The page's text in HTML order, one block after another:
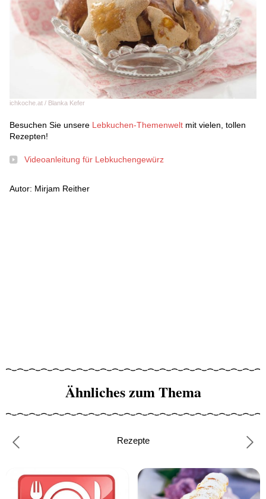
ichkoche.at / Blanka Kefer
Besuchen Sie unsere Lebkuchen-Themenwelt mit vielen, tollen
Rezepten!
Videoanleitung für Lebkuchengewürz
Autor: Mirjam Reither
Ähnliches zum Thema
Rezepte